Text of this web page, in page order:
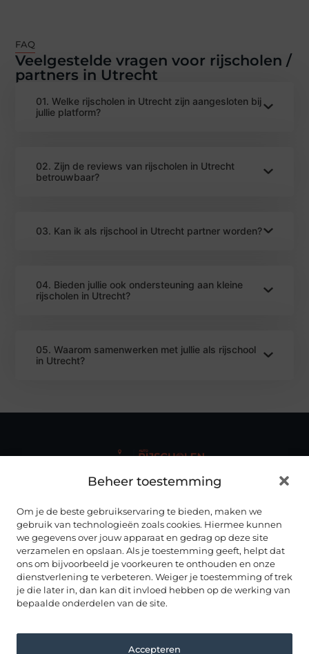
Beheer toestemming
Om je de beste gebruikservaring te bieden, maken we
gebruik van technologieën zoals cookies. Hiermee kunnen
we gegevens over jouw apparaat en gedrag op deze site
verzamelen en opslaan. Als je toestemming geeft, helpt dat
ons om bijvoorbeeld je voorkeuren te onthouden en onze
dienstverlening te verbeteren. Weiger je toestemming of trek
je die later in, dan kan dit invloed hebben op de werking van
bepaalde onderdelen van de site.
Accepteren
FAQ
Veelgestelde vragen voor rijscholen /
partners in Utrecht
01. Welke rijscholen in Utrecht zijn aangesloten bij
jullie platform?
02. Zijn de reviews van rijscholen in Utrecht
betrouwbaar?
03. Kan ik als rijschool in Utrecht partner worden?
04. Bieden jullie ook ondersteuning aan kleine
rijscholen in Utrecht?
05. Waarom samenwerken met jullie als rijschool
in Utrecht?
Autorijscholenhub.nl biedt duidelijke en up-to-date
plek.
ONZE INFORMATIE
ALLES OVER AUTORIJDEN
RIJSCHOLEN IN NEDERLAND
Drenthe
Friesland
Noord Brabant
Utrecht